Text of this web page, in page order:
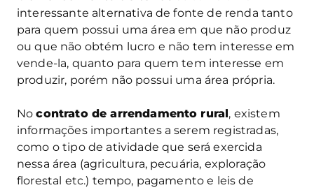
interessante alternativa de fonte de renda tanto
para quem possui uma área em que não produz
ou que não obtém lucro e não tem interesse em
vende-la, quanto para quem tem interesse em
produzir, porém não possui uma área própria.
Nocontrato de arrendamento rural, existem
informações importantes a serem registradas,
como o tipo de atividade que será exercida
nessa área (agricultura, pecuária, exploração
florestal etc.) tempo, pagamento e leis de